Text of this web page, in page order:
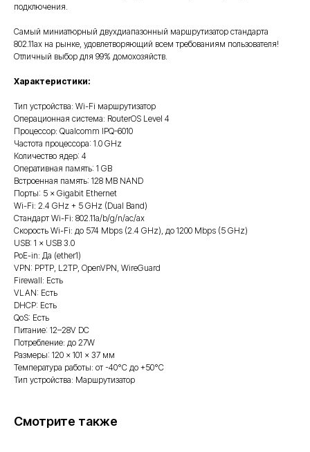
подключения.
Самый миниатюрный двухдиапазонный маршрутизатор стандарта
802.11ax на рынке, удовлетворяющий всем требованиям пользователя!
Отличный выбор для 99% домохозяйств.
Характеристики:
Тип устройства: Wi-Fi маршрутизатор
Операционная система: RouterOS Level 4
Процессор: Qualcomm IPQ-6010
Частота процессора: 1.0 GHz
Количество ядер: 4
Оперативная память: 1 GB
Встроенная память: 128 MB NAND
Порты: 5 × Gigabit Ethernet
Wi-Fi: 2.4 GHz + 5 GHz (Dual Band)
Стандарт Wi-Fi: 802.11a/b/g/n/ac/ax
Скорость Wi-Fi: до 574 Mbps (2.4 GHz), до 1200 Mbps (5 GHz)
USB: 1 × USB 3.0
PoE-in: Да (ether1)
VPN: PPTP, L2TP, OpenVPN, WireGuard
Firewall: Есть
VLAN: Есть
DHCP: Есть
QoS: Есть
Питание: 12–28V DC
Потребление: до 27W
Размеры: 120 × 101 × 37 мм
Температура работы: от -40°C до +50°C
Тип устройства: Маршрутизатор
Смотрите также